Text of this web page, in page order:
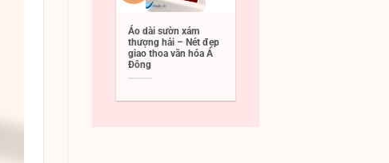
Áo dài sườn xám
thượng hải – Nét đẹp
giao thoa văn hóa Á
Đông